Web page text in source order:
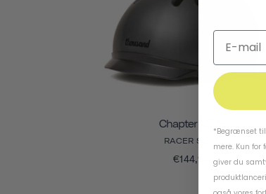
Chapter MIPS
RACER SORT
€144,95
*Begrænset
mere. Kun
giver du